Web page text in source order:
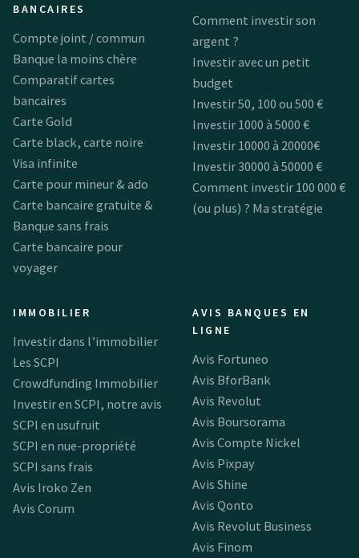
BANCAIRES
Compte joint / commun
Banque la moins chère
Comparatif cartes
bancaires
Carte Gold
Carte black, carte noire
Visa infinite
Carte pour mineur & ado
Carte bancaire gratuite &
Banque sans frais
Carte bancaire pour
voyager
Comment investir son
argent ?
Investir avec un petit
budget
Investir 50, 100 ou 500 €
Investir 1000 à 5000 €
Investir 10000 à 20000€
Investir 30000 à 50000 €
Comment investir 100 000 €
(ou plus) ? Ma stratégie
IMMOBILIER
Investir dans l’immobilier
Les SCPI
Crowdfunding Immobilier
Investir en SCPI, notre avis
SCPI en usufruit
SCPI en nue-propriété
SCPI sans frais
Avis Iroko Zen
Avis Corum
AVIS BANQUES EN
LIGNE
Avis Fortuneo
Avis BforBank
Avis Revolut
Avis Boursorama
Avis Compte Nickel
Avis Pixpay
Avis Shine
Avis Qonto
Avis Revolut Business
Avis Finom